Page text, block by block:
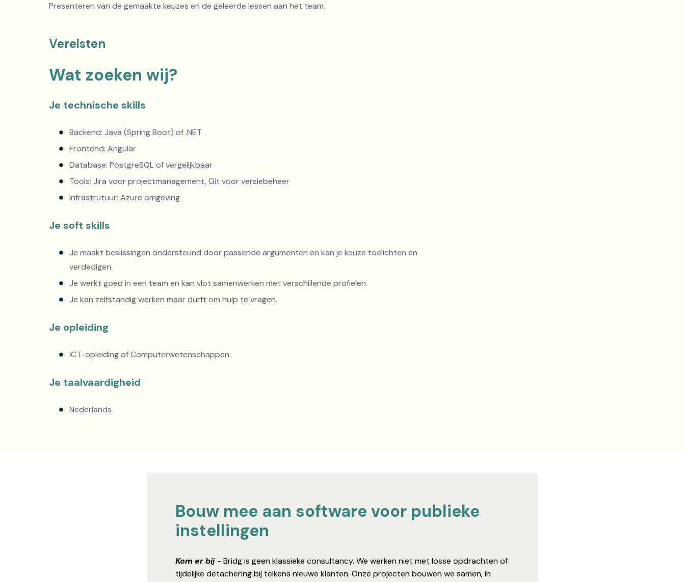
Presenteren van de gemaakte keuzes en de geleerde lessen aan het team.
Vereisten
Wat zoeken wij?
Je technische skills
Backend: Java (Spring Boot) of .NET
Frontend: Angular
Database: PostgreSQL of vergelijkbaar
Tools: Jira voor projectmanagement, Git voor versiebeheer
Infrastrutuur: Azure omgeving
Je soft skills
Je maakt beslissingen ondersteund door passende argumenten en kan je keuze toelichten en
verdedigen.
Je werkt goed in een team en kan vlot samenwerken met verschillende profielen.
Je kan zelfstandig werken maar durft om hulp te vragen.
Je opleiding
ICT-opleiding of Computerwetenschappen.
Je taalvaardigheid
Nederlands
Bouw mee aan software voor publieke
instellingen
Kom er bij - Bridg is geen klassieke consultancy. We werken niet met losse opdrachten of
tijdelijke detachering bij telkens nieuwe klanten. Onze projecten bouwen we samen, in